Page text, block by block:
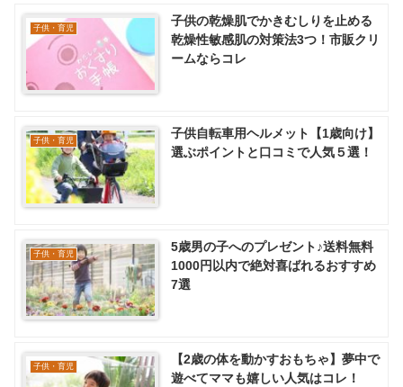
子供・育児
子供の乾燥肌でかきむしりを止める
乾燥性敏感肌の対策法3つ！市販クリ
ームならコレ
子供・育児
子供自転車用ヘルメット【1歳向け】
選ぶポイントと口コミで人気５選！
子供・育児
5歳男の子へのプレゼント♪送料無料
1000円以内で絶対喜ばれるおすすめ
7選
子供・育児
【2歳の体を動かすおもちゃ】夢中で
遊べてママも嬉しい人気はコレ！